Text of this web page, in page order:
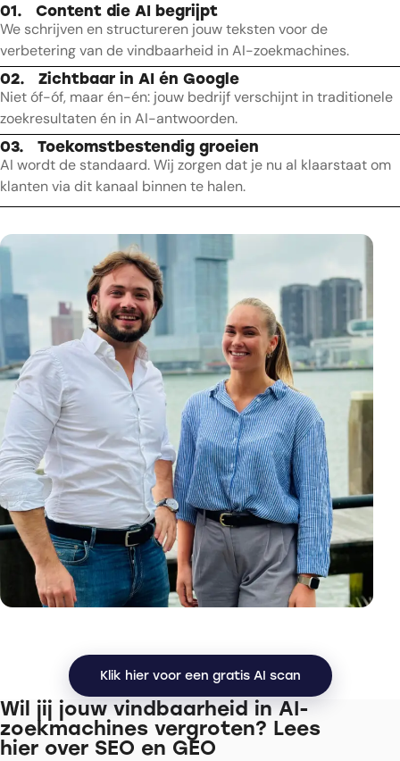
01. Content die AI begrijpt
We schrijven en structureren jouw teksten voor de
verbetering van de vindbaarheid in AI-zoekmachines.
02. Zichtbaar in AI én Google
Niet óf-óf, maar én-én: jouw bedrijf verschijnt in traditionele
zoekresultaten én in AI-antwoorden.
03. Toekomstbestendig groeien
AI wordt de standaard. Wij zorgen dat je nu al klaarstaat om
klanten via dit kanaal binnen te halen.
Klik hier voor een gratis AI scan
Wil jij jouw vindbaarheid in AI-
zoekmachines vergroten? Lees
hier over SEO en GEO